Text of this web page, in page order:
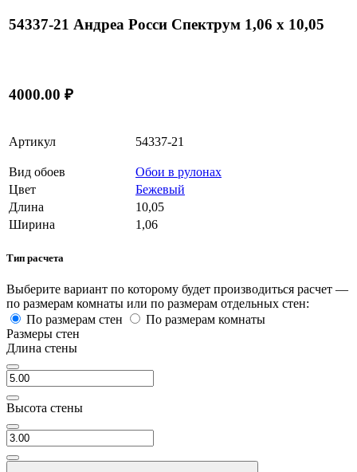
54337-21 Андреа Росси Спектрум 1,06 х 10,05
4000.00 ₽
Артикул 54337-21
Вид обоев
Обои в рулонах
Цвет
Бежевый
Длина
10,05
Ширина
1,06
Тип расчета
Выберите вариант по которому будет производиться расчет —
по размерам комнаты или по размерам отдельных стен:
По размерам стен
По размерам комнаты
Размеры стен
Длина стены
Высота стены